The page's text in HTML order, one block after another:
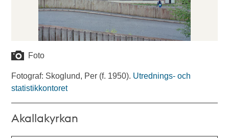
Foto
Fotograf: Skoglund, Per (f. 1950). Utrednings- och
statistikkontoret
Akallakyrkan